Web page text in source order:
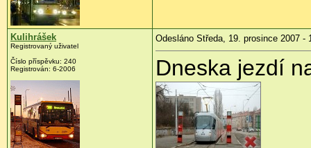
Kulihrášek
Registrovaný uživatel
Číslo příspěvku: 240
Registrován: 6-2006
Odesláno Středa, 19. prosince 2007 -
Dneska jezdí